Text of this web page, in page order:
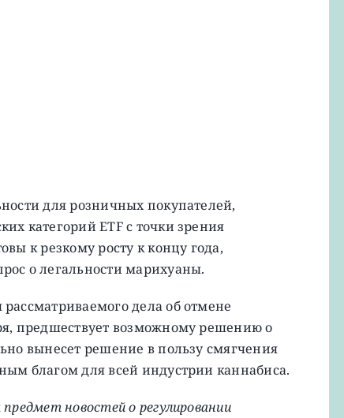
для розничных покупателей,
категорий ETF с точки зрения
к резкому росту к концу года,
о легальности марихуаны.
дела об отмене
предшествует возможному решению о
вынесет решение в пользу смягчения
благом для всей индустрии каннабиса.
новостей о регулировании